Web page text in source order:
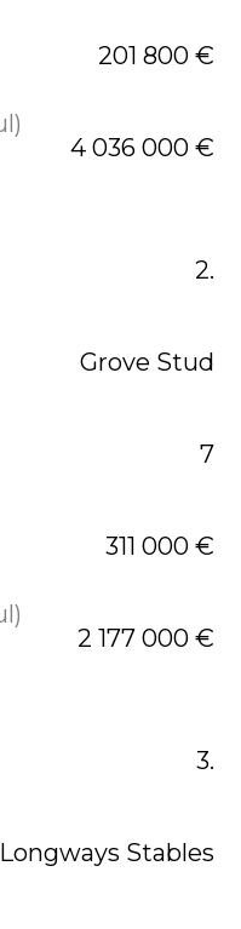
201 800 €
4 036 000 €
2.
Grove Stud
7
311 000 €
2 177 000 €
3.
Longways Stables